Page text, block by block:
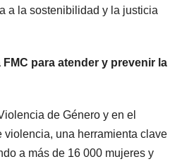
a la sostenibilidad y la justicia
para atender y prevenir la
de Género y en el
violencia, una herramienta clave
a más de 16 000 mujeres y